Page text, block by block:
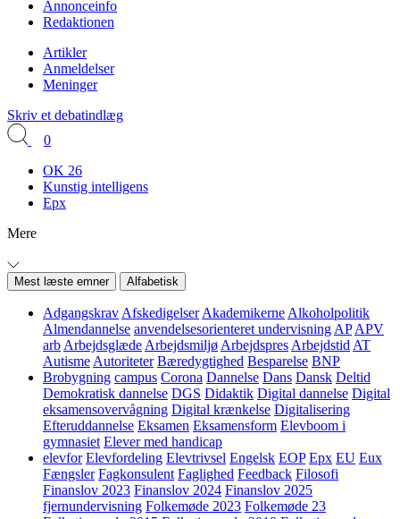
Annonceinfo
Redaktionen
Artikler
Anmeldelser
Meninger
Skriv et debatindlæg
0
OK 26
Kunstig intelligens
Epx
Mere
Mest læste emner Alfabetisk
Adgangskrav Afskedigelser Akademikerne Alkoholpolitik
Almendannelse anvendelsesorienteret undervisning AP APV
arb Arbejdsglæde Arbejdsmiljø Arbejdspres Arbejdstid AT
Autisme Autoriteter Bæredygtighed Besparelse BNP
Brobygning campus Corona Dannelse Dans Dansk Deltid
Demokratisk dannelse DGS Didaktik Digital dannelse Digital
eksamensovervågning Digital krænkelse Digitalisering
Efteruddannelse Eksamen Eksamensform Elevboom i
gymnasiet Elever med handicap
elevfor Elevfordeling Elevtrivsel Engelsk EOP Epx EU Eux
Fængsler Fagkonsulent Faglighed Feedback Filosofi
Finanslov 2023 Finanslov 2024 Finanslov 2025
fjernundervisning Folkemøde 2023 Folkemøde 23